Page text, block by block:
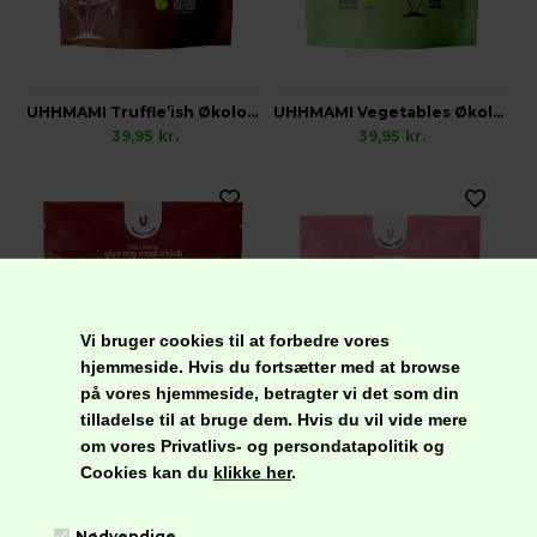
Vi bruger cookies til at forbedre vores
hjemmeside. Hvis du fortsætter med at browse
på vores hjemmeside, betragter vi det som din
tilladelse til at bruge dem. Hvis du vil vide mere
om vores Privatlivs- og persondatapolitik og
Cookies kan du klikke her.
UHHMAMI Truffle’ish Økologisk
39,95 kr.
UHHMAMI Vegetables Økologisk
39,95 kr.